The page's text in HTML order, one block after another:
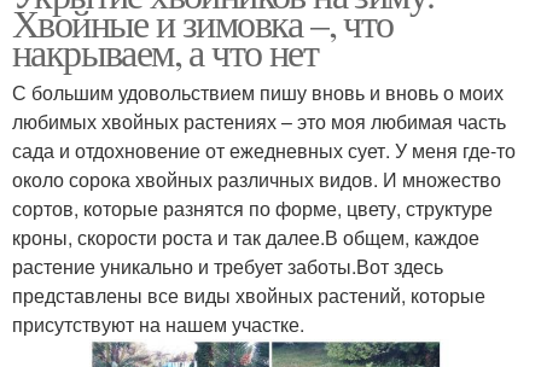
Хвойные и зимовка –, что
накрываем, а что нет
С большим удовольствием пишу вновь и вновь о моих
любимых хвойных растениях – это моя любимая часть
сада и отдохновение от ежедневных сует. У меня где-то
около сорока хвойных различных видов. И множество
сортов, которые разнятся по форме, цвету, структуре
кроны, скорости роста и так далее.В общем, каждое
растение уникально и требует заботы.Вот здесь
представлены все виды хвойных растений, которые
присутствуют на нашем участке.